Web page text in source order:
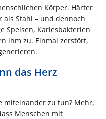
Körper. Härter
als Stahl – und dennoch
Speisen, Kariesbakterien
ihm zu. Einmal zerstört,
das Herz
miteinander zu tun? Mehr,
Menschen mit